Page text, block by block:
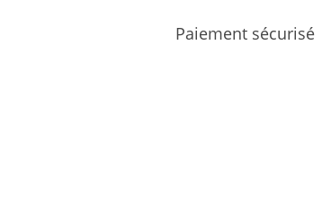
Paiement sécurisé